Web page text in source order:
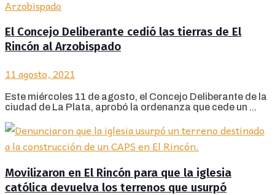
El Concejo Deliberante cedió las tierras de El
Rincón al Arzobispado
11 agosto, 2021
Este miércoles 11 de agosto, el Concejo Deliberante de la
ciudad de La Plata, aprobó la ordenanza que cede un ...
Movilizaron en El Rincón para que la iglesia
católica devuelva los terrenos que usurpó